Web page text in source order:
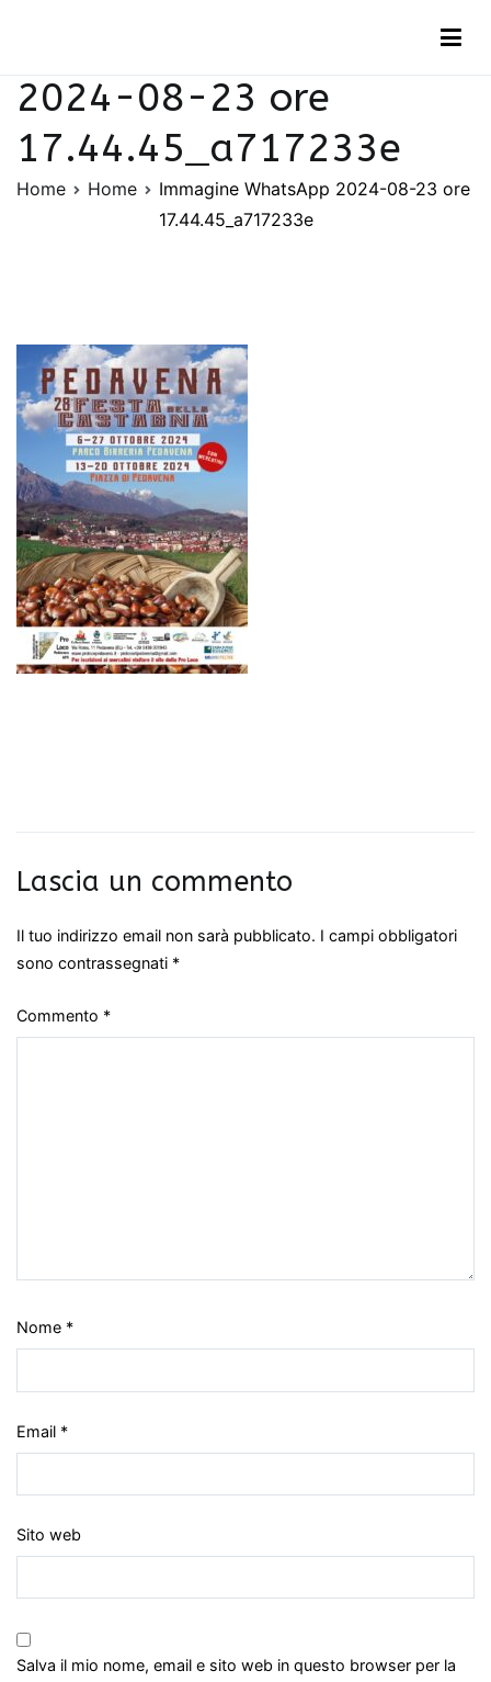
2024-08-23 ore
17.44.45_a717233e
Home Home
Immagine WhatsApp 2024-08-23 ore
17.44.45_a717233e
Lascia un commento
Il tuo indirizzo email non sarà pubblicato. I campi obbligatori
sono contrassegnati *
Commento *
Nome *
Email *
Sito web
Salva il mio nome, email e sito web in questo browser per la